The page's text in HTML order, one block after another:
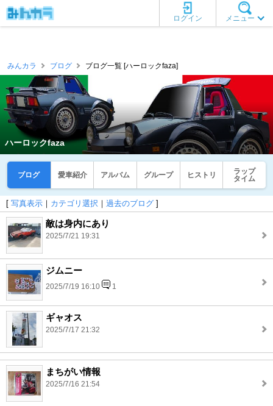
メニュー
ログイン
みんカラ ブログ ブログ一覧 [ハーロックfaza]
ハーロックfaza
ブログ 愛車紹介 アルバム グループ ヒストリ
ラップ
タイム
[ 写真表示 ｜ カテゴリ選択 ｜ 過去のブログ ]
敵は身内にあり
2025/7/21 19:31
ジムニー
2025/7/19 16:10 1
ギャオス
2025/7/17 21:32
まちがい情報
2025/7/16 21:54